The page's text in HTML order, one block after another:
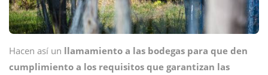
Hacen así un llamamiento a las bodegas para que den
cumplimiento a los requisitos que garantizan las